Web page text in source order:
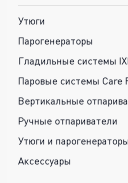
Утюги
Парогенераторы
Гладильные системы
Паровые системы Care
Вертикальные
Ручные отпариватели
Утюги и
Аксессуары